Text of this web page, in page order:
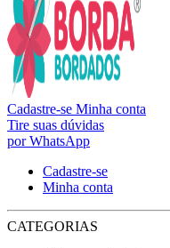
Cadastre-se Minha conta
Tire suas dúvidas
por WhatsApp
Cadastre-se
Minha conta
CATEGORIAS